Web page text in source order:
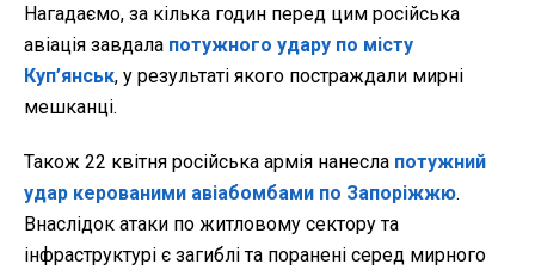
Нагадаємо, за кілька годин перед цим російська
авіація завдала потужного удару по місту
Куп’янськ, у результаті якого постраждали мирні
мешканці.
Також 22 квітня російська армія нанесла потужний
удар керованими авіабомбами по Запоріжжю.
Внаслідок атаки по житловому сектору та
інфраструктурі є загиблі та поранені серед мирного